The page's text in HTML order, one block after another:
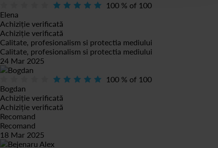
100 % of 100
Elena
Achiziție verificată
Achiziție verificată
Calitate, profesionalism si protectia mediului
Calitate, profesionalism si protectia mediului
24 Mar 2025
100 % of 100
Bogdan
Achiziție verificată
Achiziție verificată
Recomand
Recomand
18 Mar 2025